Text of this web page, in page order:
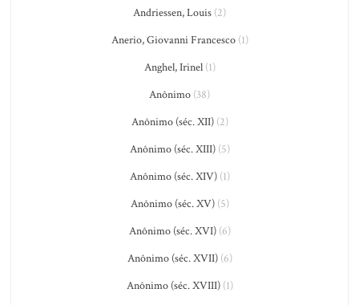
Andriessen, Louis (2)
Anerio, Giovanni Francesco(1)
Anghel, Irinel(1)
Anônimo (38)
Anônimo (séc. XII)(2)
Anônimo (séc. XIII)(5)
Anônimo (séc. XIV)(1)
Anônimo (séc. XV)(5)
Anônimo (séc. XVI)(6)
Anônimo (séc. XVII)(6)
Anônimo (séc. XVIII)(1)